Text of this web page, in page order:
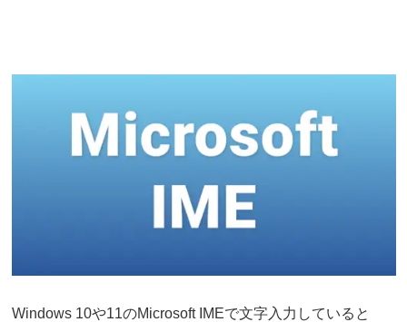
Windows 10や11のMicrosoft IMEで文字入力していると